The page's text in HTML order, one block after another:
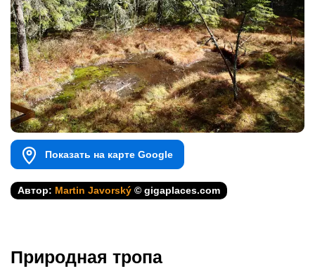
Показать на карте Google
Автор: Martin Javorský © gigaplaces.com
Природная тропа